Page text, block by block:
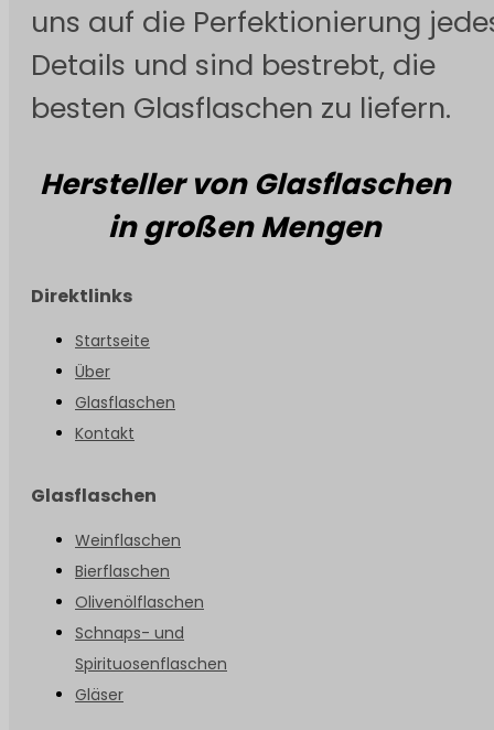
uns auf die Perfektionierung
Details und sind bestrebt, die
besten Glasflaschen zu liefern.
Hersteller von Glasflaschen
in großen Mengen
Direktlinks
Startseite
Über
Glasflaschen
Kontakt
Glasflaschen
Weinflaschen
Bierflaschen
Olivenölflaschen
Schnaps- und
Spirituosenflaschen
Gläser